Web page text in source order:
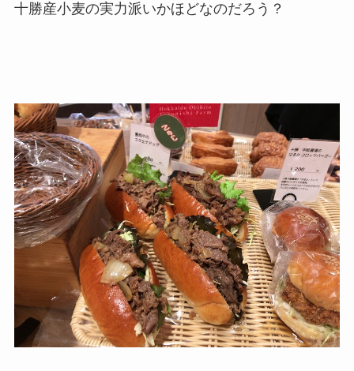
十勝産小麦の実力派いかほどなのだろう？